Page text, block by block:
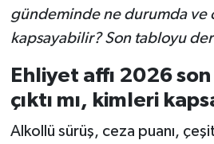
gündeminde ne durumda ve
kapsayabilir? Son tabloyu
Ehliyet affı 2026
çıktı mı, kimleri
Alkollü sürüş, ceza puanı,